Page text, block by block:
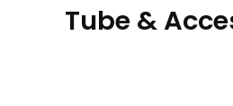
Tube &